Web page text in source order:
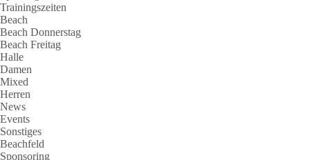
Trainingszeiten
Beach
Beach Donnerstag
Beach Freitag
Halle
Damen
Mixed
Herren
News
Events
Sonstiges
Beachfeld
Sponsoring